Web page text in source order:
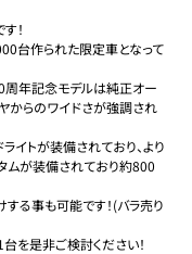
！
台作られた限定車となって
周年記念モデルは純正オー
からのワイドさが強調され
イトが装備されており、より
ムが装備されており約800
る事も可能です！(バラ売り
を是非ご検討ください！